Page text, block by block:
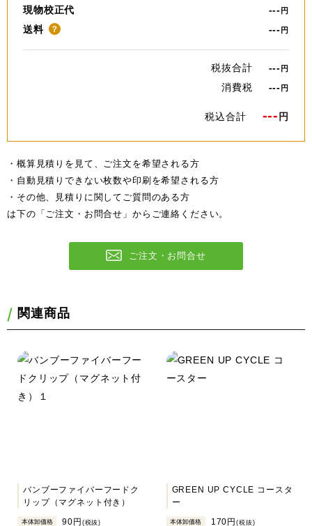
現物校正代 --- 円
送料 ？ --- 円
税抜合計 --- 円
消費税 --- 円
税込合計 --- 円
・概算見積りを見て、ご注文を希望される方
・自動見積りできない枚数や印刷を希望される方
・その他、見積りに関してご質問のある方
は下の「ご注文・お問合せ」からご連絡ください。
ご注文・お問合せ
関連商品
バンブーファイバーフードク
リップ（マグネット付き）
本体卸価格 90円 (税抜)
GREEN UP CYCLE コースタ
ー
本体卸価格 170円(税抜)